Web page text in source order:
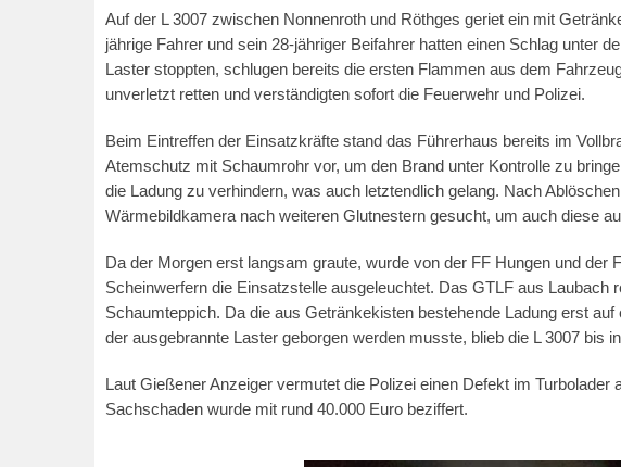
Auf der L 3007 zwischen Nonnenroth und Röthges geriet ein mit
jährige Fahrer und sein 28-jähriger Beifahrer hatten einen Schlag unter
Laster stoppten, schlugen bereits die ersten Flammen aus dem
unverletzt retten und verständigten sofort die Feuerwehr und Polizei.
Beim Eintreffen der Einsatzkräfte stand das Führerhaus bereits im
Atemschutz mit Schaumrohr vor, um den Brand unter Kontrolle zu
die Ladung zu verhindern, was auch letztendlich gelang. Nach
Wärmebildkamera nach weiteren Glutnestern gesucht, um auch diese
Da der Morgen erst langsam graute, wurde von der FF Hungen und der
Scheinwerfern die Einsatzstelle ausgeleuchtet. Das GTLF aus Laubach
Schaumteppich. Da die aus Getränkekisten bestehende Ladung erst
der ausgebrannte Laster geborgen werden musste, blieb die L 3007 bis
Laut Gießener Anzeiger vermutet die Polizei einen Defekt im
Sachschaden wurde mit rund 40.000 Euro beziffert.